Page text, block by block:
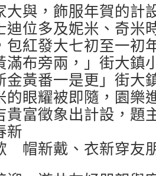
大與，飾服年賀的計
迪位多及妮米、奇米
包紅發大七初至一初
滿布旁兩，」街大鎮
金黃番一是更」街大
的眼耀被即隨，園樂
貴富徵象出計設，題
新
帽新戴、衣新穿友